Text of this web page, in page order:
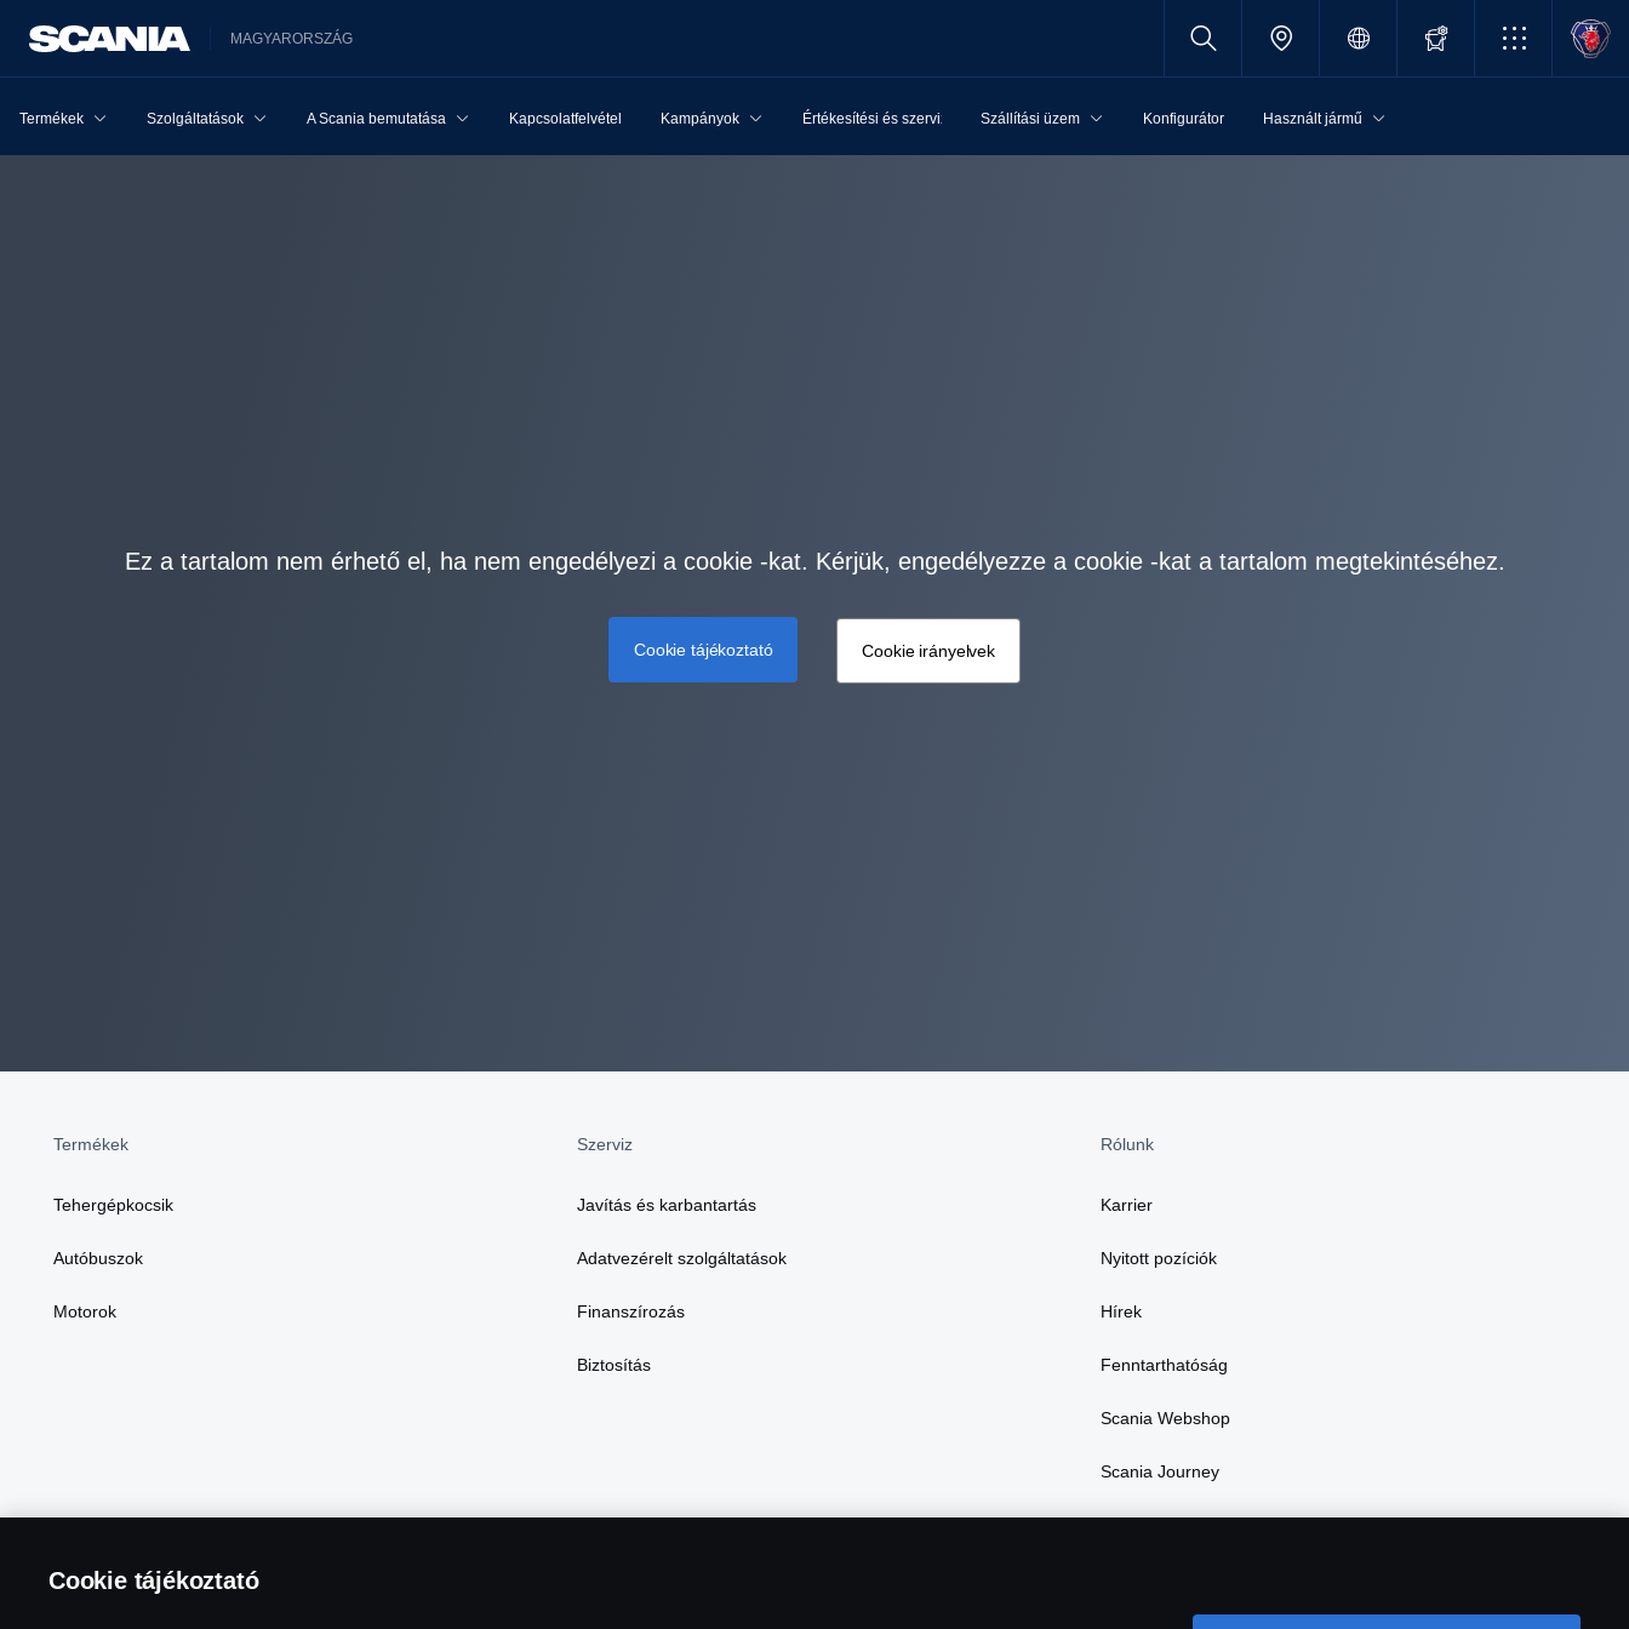
MAGYARORSZÁG
Termékek Szolgáltatások A Scania bemutatása Kapcsolatfelvétel Kampányok Értékesítési és szervizhálózatSzállítási üzem Konfigurátor Használt jármű
Ez a tartalom nem érhető el, ha nem engedélyezi a cookie -kat. Kérjük, engedélyezze a cookie -kat a tartalom megtekintéséhez.
Cookie tájékoztató Cookie irányelvek
Termékek
Tehergépkocsik
Autóbuszok
Motorok
Szerviz
Javítás és karbantartás
Adatvezérelt szolgáltatások
Finanszírozás
Biztosítás
Rólunk
Karrier
Nyitott pozíciók
Hírek
Fenntarthatóság
Scania Webshop
Scania Journey
Cookie tájékoztató